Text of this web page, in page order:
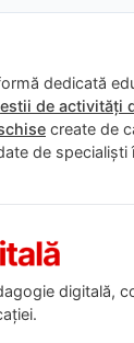
dedicată
de activități
create de
de specialiști
digitală,